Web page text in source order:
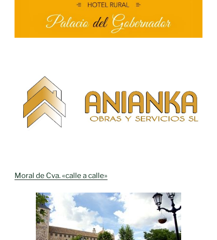
Moral de Cva. «calle a calle»